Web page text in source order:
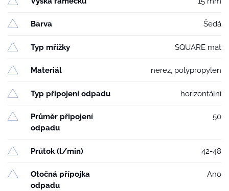
Barva Šedá
Typ mřížky SQUARE mat
Materiál nerez, polypropylen
Typ připojení odpadu horizontální
Průměr připojení
odpadu
50
Průtok (l/min) 42-48
Otočná přípojka
odpadu
Ano